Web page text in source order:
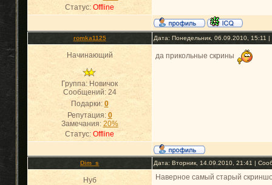
Статус: Offline
romka1125 Дата: Понедельник, 06.09.2010, 15:11
Начинающий
Группа: Новичок
Сообщений: 24
Подарки: 0
Репутация: 0
Замечания: 20%
Статус: Offline
да прикольные скрины
Dim_s Дата: Вторник, 14.09.2010, 21:41 |
Нуб Наверное самый старый